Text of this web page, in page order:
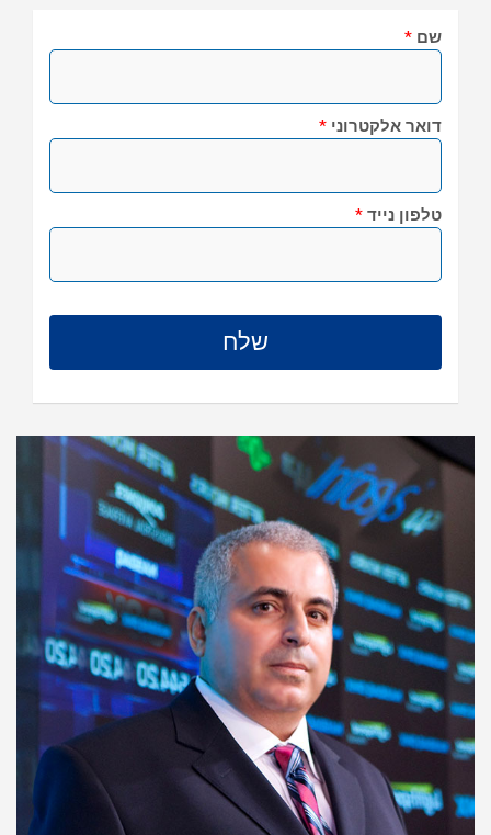
שם *
דואר אלקטרוני *
טלפון נייד *